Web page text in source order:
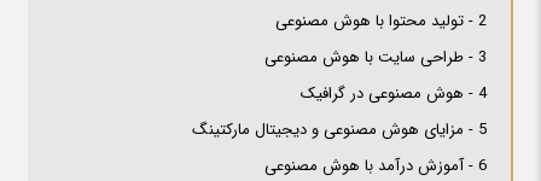
2 - تولید محتوا با هوش مصنوعی
3 - طراحی سایت با هوش مصنوعی
4 - هوش مصنوعی در گرافیک
5 - مزایای هوش مصنوعی و دیجیتال مارکتینگ
6 - آموزش درآمد با هوش مصنوعی